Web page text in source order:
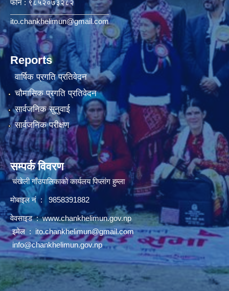
फोन : ९८५२०७३२८२
ito.chankhelimun@gmail.com
Reports
वार्षिक प्रगति प्रतिवेदन
चौमासिक प्रगति प्रतिवेदन
सार्वजनिक सुनुवाई
सार्वजनिक परीक्षण
सम्पर्क विवरण
चंखेली गाँउपालिकाकाे कार्यलय पिप्लांग हुम्ला
माेबाइल नं : 9858391882
वेवसाइड :www.chankhelimun.gov.np
इमेल : ito.chankhelimun@gmail.com
info@chankhelimun.gov.np